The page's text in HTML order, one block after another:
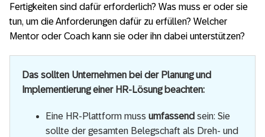
Fertigkeiten sind dafür erforderlich? Was muss er oder sie
tun, um die Anforderungen dafür zu erfüllen? Welcher
Mentor oder Coach kann sie oder ihn dabei unterstützen?
Das sollten Unternehmen bei der Planung und
Implementierung einer HR-Lösung beachten:
Eine HR-Plattform muss umfassend sein: Sie
sollte der gesamten Belegschaft als Dreh- und